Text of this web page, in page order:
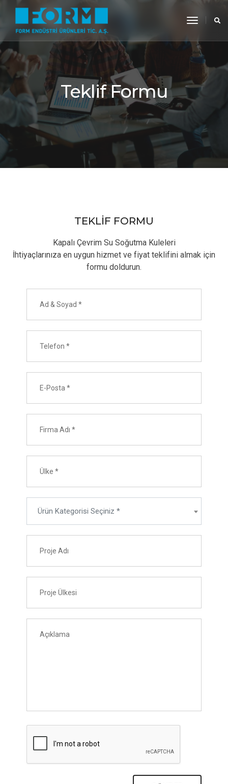
toggle
Teklif Formu
TEKLIF FORMU
Kapalı Çevrim Su Soğutma Kuleleri
İhtiyaçlarınıza en uygun hizmet ve fiyat teklifini almak için
formu doldurun.
Ürün Kategorisi Seçiniz *